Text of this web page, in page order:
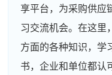
享平台，为采购供应
习交流机会。在这里
方面的各种知识，学
书，企业和单位都认